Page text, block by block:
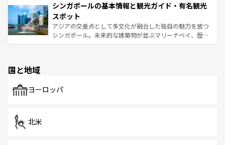
参照してほしい。
激する。気候は一年中温暖で、どの季節にも異なる楽しみ
が待っている。親しみやすいタイの人々、仏教を中心とし
た文化、そして多様な観光資源が、訪れる旅人を魅了し続
ける。 なお、新着のタイ情報はコンテンツ一覧を参照して
み、どこを訪れても感動するはず。観光スポットが密集し
ており、効率よく見どころを回れるのも魅力。息をのむよ
うな絶景から文化的な体験まで、香港を存分に楽しみ尽く
そう。 なお、新着の香港情報はコンテンツ一覧を参照して
シンガポールの基本情報と観光ガイド・有名観光
スポット
アジアの交差点として多文化が融合した独自の魅力を放つ
シンガポール。未来的な建築物が並ぶマリーナベイ、歴史
で、ホーカーズは地元の風情を楽しめる外せないスポット
国と地域
ヨーロッパ
北米